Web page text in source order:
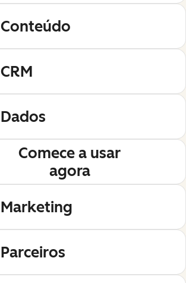
Conteúdo
CRM
Dados
Comece a usar
agora
Marketing
Parceiros